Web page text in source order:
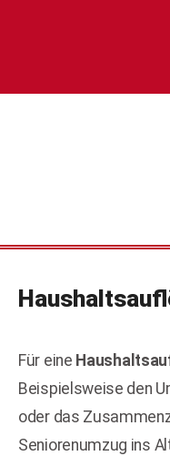
Für eine
Beispielsweise den
oder das
Seniorenumzug ins